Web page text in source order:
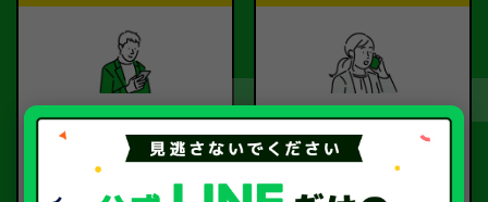
ご依頼
お電話または査定フォー
査定
査定のプロが
お電話で回答いたしま